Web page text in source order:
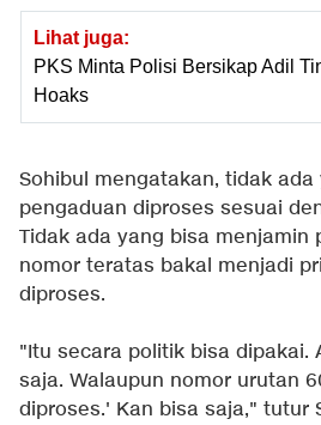
Lihat juga:
PKS Minta Polisi Bersikap Adil
Hoaks
Sohibul mengatakan, tidak
pengaduan diproses sesuai
Tidak ada yang bisa menjamin
nomor teratas bakal menjadi
diproses.
"Itu secara politik bisa dipakai.
saja. Walaupun nomor urutan
diproses.' Kan bisa saja," tutur